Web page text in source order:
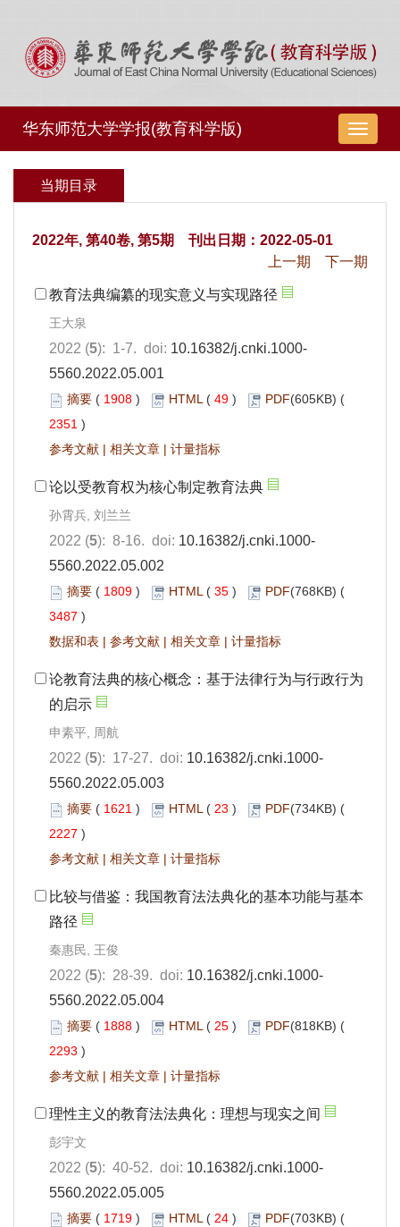
导
航
华东师范大学学报(教育科学版)
当期目录
2022年, 第40卷, 第5期 刊出日期：2022-05-01
上一期
下一期
教育法典编纂的现实意义与实现路径
王大泉
2022 (5): 1-7. doi: 10.16382/j.cnki.1000-
5560.2022.05.001
摘要 ( 1908 ) HTML( 49 ) PDF(605KB) (
2351 )
参考文献 | 相关文章 | 计量指标
论以受教育权为核心制定教育法典
孙霄兵, 刘兰兰
2022 (5): 8-16. doi: 10.16382/j.cnki.1000-
5560.2022.05.002
摘要 ( 1809 ) HTML( 35 ) PDF(768KB) (
3487 )
数据和表 | 参考文献 | 相关文章 | 计量指标
论教育法典的核心概念：基于法律行为与行政行为
的启示
申素平, 周航
2022 (5): 17-27. doi: 10.16382/j.cnki.1000-
5560.2022.05.003
摘要 ( 1621 ) HTML( 23 ) PDF(734KB) (
2227 )
参考文献 | 相关文章 | 计量指标
比较与借鉴：我国教育法法典化的基本功能与基本
路径
秦惠民, 王俊
2022 (5): 28-39. doi: 10.16382/j.cnki.1000-
5560.2022.05.004
摘要 ( 1888 ) HTML( 25 ) PDF(818KB) (
2293 )
参考文献 | 相关文章 | 计量指标
理性主义的教育法法典化：理想与现实之间
彭宇文
2022 (5): 40-52. doi: 10.16382/j.cnki.1000-
5560.2022.05.005
摘要 ( 1719 ) HTML( 24 ) PDF(703KB) (